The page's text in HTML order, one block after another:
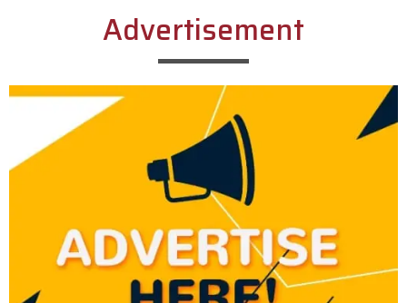
Advertisement